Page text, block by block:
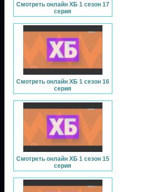
Смотреть онлайн ХБ 1 сезон 17
серия
Смотреть онлайн ХБ 1 сезон 16
серия
Смотреть онлайн ХБ 1 сезон 15
серия